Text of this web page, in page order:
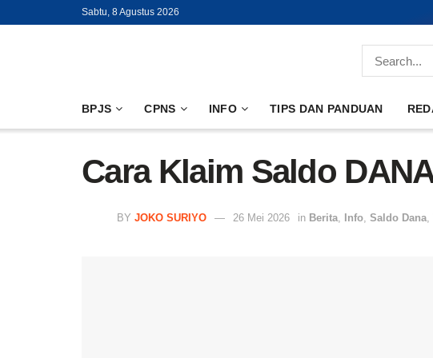
Sabtu, 8 Agustus 2026
BPJS CPNS INFO TIPS DAN PANDUAN
Cara Klaim Saldo
BY JOKO SURIYO 26 Mei 2026 in Berita Info Saldo Dana